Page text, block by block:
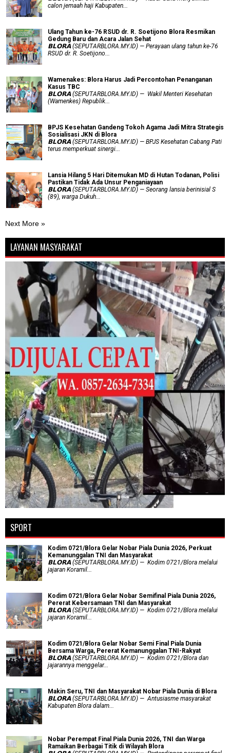
calon jemaah haji Kabupaten...
Ulang Tahun ke-76 RSUD dr. R. Soetijono Blora Resmikan
Gedung Baru dan Acara Jalan Sehat
𝗕𝗟𝗢𝗥𝗔 (SEPUTARBLORA.MY.ID) — Perayaan ulang tahun ke-76
RSUD dr. R. Soetijono...
Wamenakes: Blora Harus Jadi Percontohan Penanganan
Kasus TBC
𝗕𝗟𝗢𝗥𝗔 (SEPUTARBLORA.MY.ID) — Wakil Menteri Kesehatan
(Wamenkes) Republik...
BPJS Kesehatan Gandeng Tokoh Agama Jadi Mitra Strategis
Sosialisasi JKN di Blora
𝗕𝗟𝗢𝗥𝗔 (SEPUTARBLORA.MY.ID) — BPJS Kesehatan Cabang Pati
terus memperkuat sinergi...
Lansia Hilang 5 Hari Ditemukan MD di Hutan Todanan, Polisi
Pastikan Tidak Ada Unsur Penganiayaan
𝗕𝗟𝗢𝗥𝗔 (SEPUTARBLORA.MY.ID) — Seorang lansia berinisial S
(89), warga Dukuh...
Next More »
LAYANAN MASYARAKAT
SPORT
Kodim 0721/Blora Gelar Nobar Piala Dunia 2026, Perkuat
Kemanunggalan TNI dan Masyarakat
𝗕𝗟𝗢𝗥𝗔 (SEPUTARBLORA.MY.ID) — Kodim 0721/Blora melalui
jajaran Koramil...
Kodim 0721/Blora Gelar Nobar Semifinal Piala Dunia 2026,
Pererat Kebersamaan TNI dan Masyarakat
𝗕𝗟𝗢𝗥𝗔 (SEPUTARBLORA.MY.ID) — Kodim 0721/Blora melalui
jajaran Koramil...
Kodim 0721/Blora Gelar Nobar Semi Final Piala Dunia
Bersama Warga, Pererat Kemanunggalan TNI-Rakyat
𝗕𝗟𝗢𝗥𝗔 (SEPUTARBLORA.MY.ID) — Kodim 0721/Blora dan
jajarannya menggelar...
Makin Seru, TNI dan Masyarakat Nobar Piala Dunia di Blora
𝗕𝗟𝗢𝗥𝗔 (SEPUTARBLORA.MY.ID) — Antusiasme masyarakat
Kabupaten Blora dalam...
Nobar Perempat Final Piala Dunia 2026, TNI dan Warga
Ramaikan Berbagai Titik di Wilayah Blora